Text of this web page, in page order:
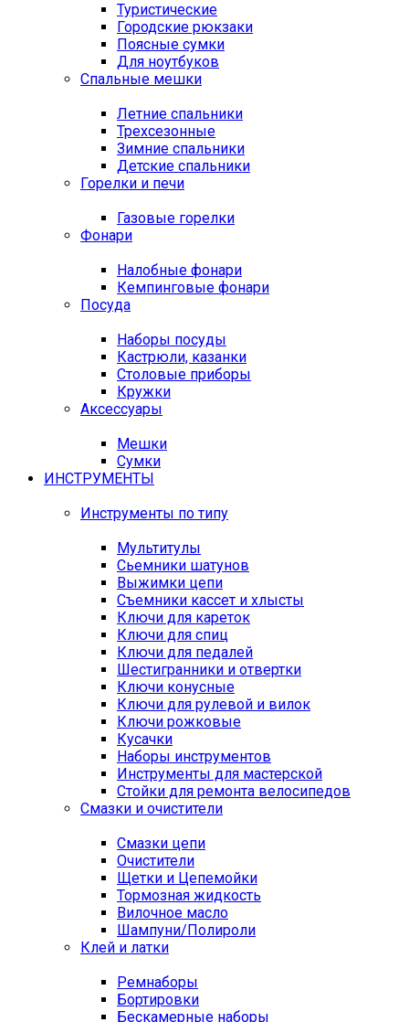
Туристические
Городские рюкзаки
Поясные сумки
Для ноутбуков
Спальные мешки
Летние спальники
Трехсезонные
Зимние спальники
Детские спальники
Горелки и печи
Газовые горелки
Фонари
Налобные фонари
Кемпинговые фонари
Посуда
Наборы посуды
Кастрюли, казанки
Столовые приборы
Кружки
Аксессуары
Мешки
Сумки
ИНСТРУМЕНТЫ
Инструменты по типу
Мультитулы
Сьемники шатунов
Выжимки цепи
Съемники кассет и хлысты
Ключи для кареток
Ключи для спиц
Ключи для педалей
Шестигранники и отвертки
Ключи конусные
Ключи для рулевой и вилок
Ключи рожковые
Кусачки
Наборы инструментов
Инструменты для мастерской
Стойки для ремонта велосипедов
Смазки и очистители
Смазки цепи
Очистители
Щетки и Цепемойки
Тормозная жидкость
Вилочное масло
Шампуни/Полироли
Клей и латки
Ремнаборы
Бортировки
Бескамерные наборы